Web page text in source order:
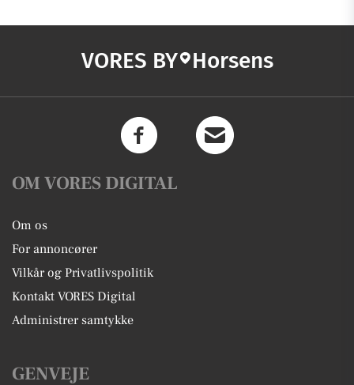
VORES BY Horsens
OM VORES DIGITAL
Om os
For annoncører
Vilkår og Privatlivspolitik
Kontakt VORES Digital
Administrer samtykke
GENVEJE